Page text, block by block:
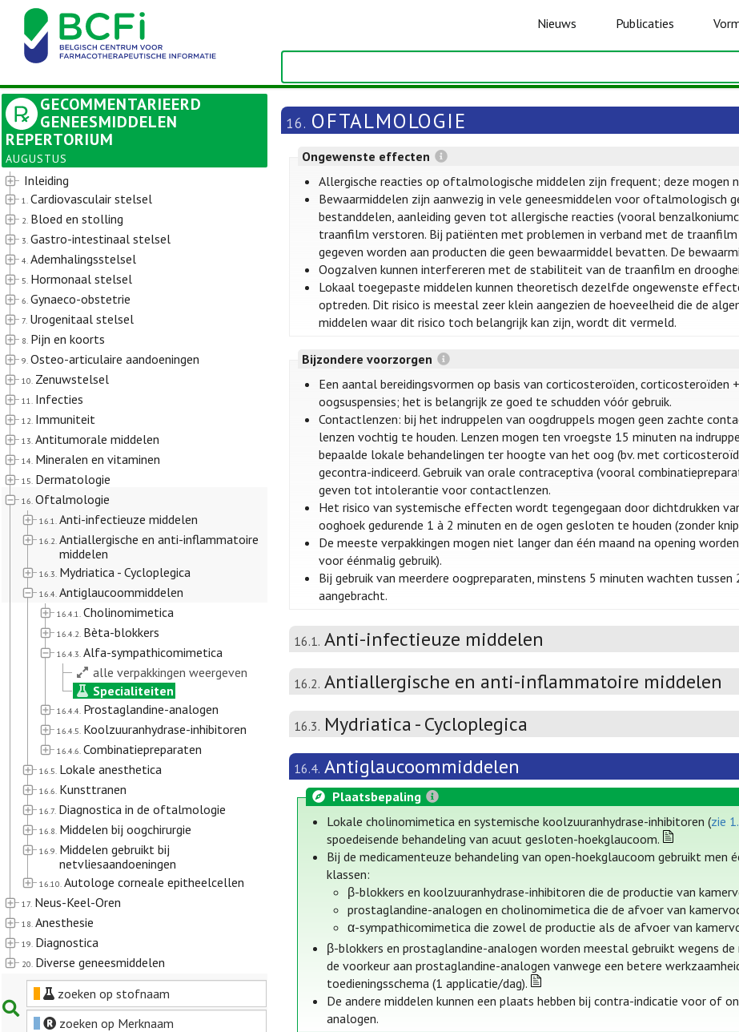
Nieuws Publicaties
GECOMMENTARIEERD
GENEESMIDDELEN
REPERTORIUM
AUGUSTUS
Inleiding
1. Cardiovasculair stelsel
2. Bloed en stolling
3. Gastro-intestinaal stelsel
4. Ademhalingsstelsel
5. Hormonaal stelsel
6. Gynaeco-obstetrie
7. Urogenitaal stelsel
8. Pijn en koorts
9. Osteo-articulaire aandoeningen
10. Zenuwstelsel
11. Infecties
12. Immuniteit
13. Antitumorale middelen
14. Mineralen en vitaminen
15. Dermatologie
16. Oftalmologie
16.1. Anti-infectieuze middelen
16.2. Antiallergische en anti-inflammatoire
middelen
16.3. Mydriatica - Cycloplegica
16.4. Antiglaucoommiddelen
16.4.1. Cholinomimetica
16.4.2. Bèta-blokkers
16.4.3. Alfa-sympathicomimetica
alle verpakkingen weergeven
Specialiteiten
16.4.4. Prostaglandine-analogen
16.4.5. Koolzuuranhydrase-inhibitoren
16.4.6. Combinatiepreparaten
16.5. Lokale anesthetica
16.6. Kunsttranen
16.7. Diagnostica in de oftalmologie
16.8. Middelen bij oogchirurgie
16.9. Middelen gebruikt bij
netvliesaandoeningen
16.10. Autologe corneale epitheelcellen
17. Neus-Keel-Oren
18. Anesthesie
19. Diagnostica
20. Diverse geneesmiddelen
zoeken op stofnaam
zoeken op Merknaam
16. OFTALMOLOGIE
Ongewenste effecten
Allergische reacties op oftalmologische middelen zijn frequent; deze mogen
Bewaarmiddelen zijn aanwezig in vele geneesmiddelen voor oftalmologisch
bestanddelen, aanleiding geven tot allergische reacties (vooral
traanfilm verstoren. Bij patiënten met problemen in verband met de
gegeven worden aan producten die geen bewaarmiddel bevatten. De
Oogzalven kunnen interfereren met de stabiliteit van de traanfilm en
Lokaal toegepaste middelen kunnen theoretisch dezelfde ongewenste
optreden. Dit risico is meestal zeer klein aangezien de hoeveelheid die de
middelen waar dit risico toch belangrijk kan zijn, wordt dit vermeld.
Bijzondere voorzorgen
Een aantal bereidingsvormen op basis van corticosteroïden,
oogsuspensies; het is belangrijk ze goed te schudden vóór gebruik.
Contactlenzen: bij het indruppelen van oogdruppels mogen geen zachte
lenzen vochtig te houden. Lenzen mogen ten vroegste 15 minuten na
bepaalde lokale behandelingen ter hoogte van het oog (bv. met
gecontra-indiceerd. Gebruik van orale contraceptiva (vooral
geven tot intolerantie voor contactlenzen.
Het risico van systemische effecten wordt tegengegaan door dichtdrukken
ooghoek gedurende 1 à 2 minuten en de ogen gesloten te houden (zonder
De meeste verpakkingen mogen niet langer dan één maand na opening
voor éénmalig gebruik).
Bij gebruik van meerdere oogpreparaten, minstens 5 minuten wachten
aangebracht.
16.1. Anti-infectieuze middelen
16.2. Antiallergische en anti-inflammatoire middelen
16.3. Mydriatica - Cycloplegica
16.4. Antiglaucoommiddelen
Plaatsbepaling
Lokale cholinomimetica en systemische koolzuuranhydrase-inhibitoren (zie
spoedeisende behandeling van acuut gesloten-hoekglaucoom.
Bij de medicamenteuze behandeling van open-hoekglaucoom gebruikt
klassen:
β-blokkers en koolzuuranhydrase-inhibitoren die de productie van
prostaglandine-analogen en cholinomimetica die de afvoer van
α-sympathicomimetica die zowel de productie als de afvoer van
β-blokkers en prostaglandine-analogen worden meestal gebruikt wegens
de voorkeur aan prostaglandine-analogen vanwege een betere
toedieningsschema (1 applicatie/dag).
De andere middelen kunnen een plaats hebben bij contra-indicatie voor of
analogen.